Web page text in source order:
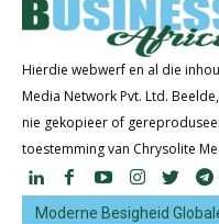
Hierdie webwerf en al die
Media Network Pvt. Ltd.
nie gekopieer of
toestemming van Chrysolite
Moderne Besigheid